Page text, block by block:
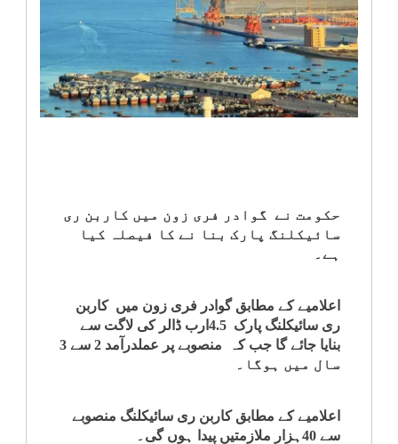
انٹرٹینمنٹ
صحت
ویڈیوز
سیاست
کلام
حکومت نے گوادر فری زون میں کاربن ری
سائیکلنگ پارک بنا نے کا فیصلہ کیا
ہے۔
اعلامیے کے مطابق گوادر فری زون میں کاربن
ری سائیکلنگ پارک 4.5ارب ڈالر کی لاگت سے
بنایا جائے گا جب کہ منصوبے پر عملدرآمد 2 سے 3
سال میں ہوگا۔
اعلامیے کے مطابق کاربن ری سائیکلنگ منصوبے
سے 40ہزار ملازمتیں پیدا ہوں گی۔